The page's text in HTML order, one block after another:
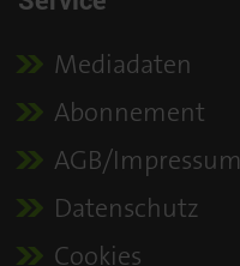
Mediadaten
Abonnement
AGB/Impressum
Datenschutz
Cookies